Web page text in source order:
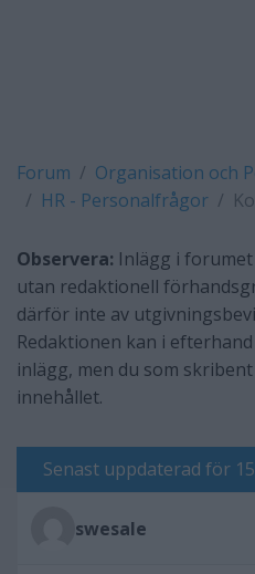
Forum
Organisation och
HR - Personalfrågor
Observera: Inlägg i
utan redaktionell
därför inte av
Redaktionen kan i
inlägg, men du som
innehållet.
Senast uppdaterad för
swesale